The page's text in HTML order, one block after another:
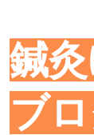
鍼
ブ